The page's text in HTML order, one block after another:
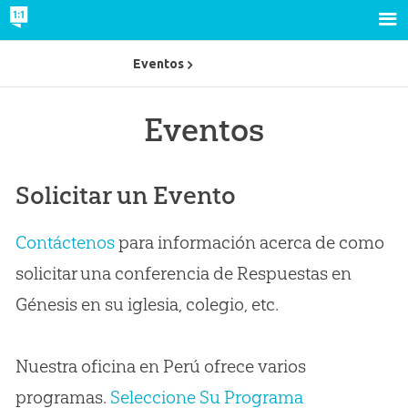
Eventos
Solicitar un Evento
Contáctenospara información acerca de como
solicitar una conferencia de Respuestas en
Génesis en su iglesia, colegio, etc.
Nuestra oficina en Perú ofrece varios
programas. Seleccione Su Programa
Eventos